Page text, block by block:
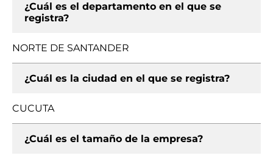
¿Cuál es el departamento en el que se
registra?
NORTE DE SANTANDER
¿Cuál es la ciudad en el que se registra?
CUCUTA
¿Cuál es el tamaño de la empresa?